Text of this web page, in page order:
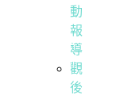
動
報
導
觀
後